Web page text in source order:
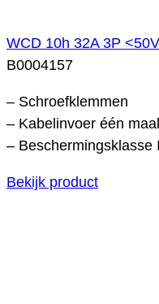
WCD 10h 32A 3P
B0004157
– Schroefklemmen
– Kabelinvoer één
– Beschermingsklasse
Bekijk product